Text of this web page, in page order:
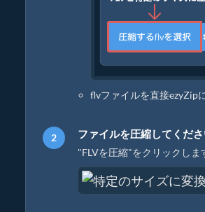
flvファイルを直接ezyZip
ファイルを圧縮してくださ
"FLVを圧縮"をクリックしま